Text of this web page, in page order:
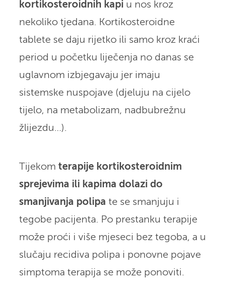
kortikosteroidnih kapi u nos kroz
nekoliko tjedana. Kortikosteroidne
tablete se daju rijetko ili samo kroz kraći
period u početku liječenja no danas se
uglavnom izbjegavaju jer imaju
sistemske nuspojave (djeluju na cijelo
tijelo, na metabolizam, nadbubrežnu
žlijezdu…).
Tijekom terapije kortikosteroidnim
sprejevima ili kapima dolazi do
smanjivanja polipa te se smanjuju i
tegobe pacijenta. Po prestanku terapije
može proći i više mjeseci bez tegoba, a u
slučaju recidiva polipa i ponovne pojave
simptoma terapija se može ponoviti.